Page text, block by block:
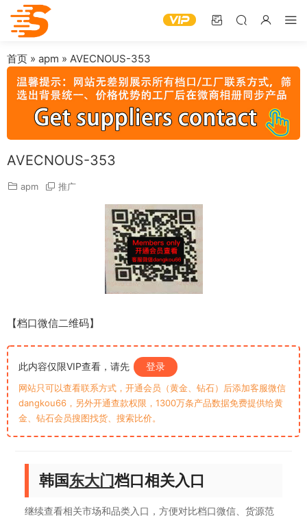
首页 » apm » AVECNOUS-353
AVECNOUS-353
apm 推广
【档口微信二维码】
此内容仅限VIP查看，请先 登录
网站只可以查看联系方式，开通会员（黄金、钻石）后添加客服微信
dangkou66，另外开通查款权限，1300万条产品数据免费提供给黄
金、钻石会员搜图找货、搜索比价。
韩国东大门档口相关入口
继续查看相关市场和品类入口，方便对比档口微信、货源范